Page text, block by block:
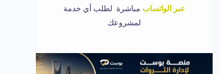
عبر الواتساب مباشرة لطلب أي خدمة
لمشروعك